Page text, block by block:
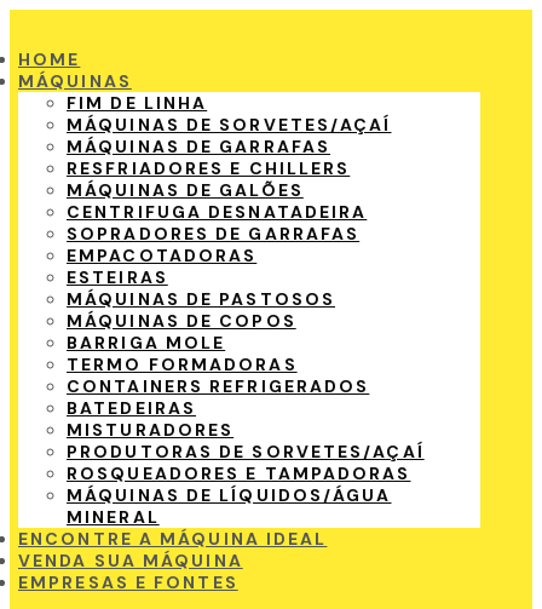
HOME
MÁQUINAS
FIM DE LINHA
MÁQUINAS DE SORVETES/AÇAÍ
MÁQUINAS DE GARRAFAS
RESFRIADORES E CHILLERS
MÁQUINAS DE GALÕES
CENTRIFUGA DESNATADEIRA
SOPRADORES DE GARRAFAS
EMPACOTADORAS
ESTEIRAS
MÁQUINAS DE PASTOSOS
MÁQUINAS DE COPOS
BARRIGA MOLE
TERMO FORMADORAS
CONTAINERS REFRIGERADOS
BATEDEIRAS
MISTURADORES
PRODUTORAS DE SORVETES/AÇAÍ
ROSQUEADORES E TAMPADORAS
MÁQUINAS DE LÍQUIDOS/ÁGUA
MINERAL
ENCONTRE A MÁQUINA IDEAL
VENDA SUA MÁQUINA
EMPRESAS E FONTES